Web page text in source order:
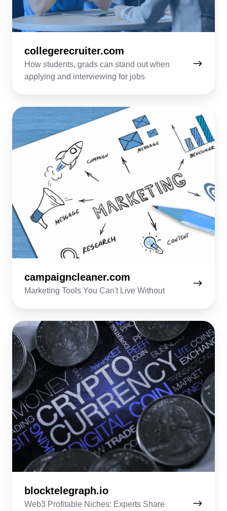
collegerecruiter.com
How students, grads can stand out when
applying and interviewing for jobs
campaigncleaner.com
Marketing Tools You Can't Live Without
campaigncleaner.com
blocktelegraph.io
Web3 Profitable Niches: Experts Share
blocktelegraph.io